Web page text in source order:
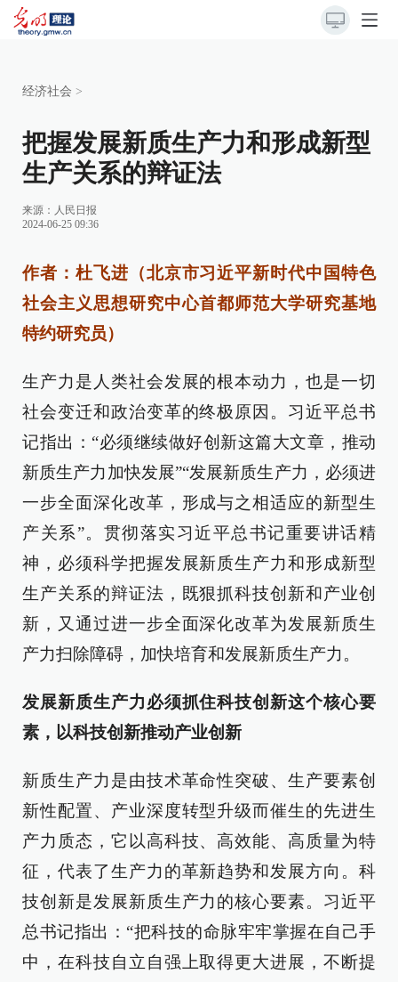
经济社会 >
把握发展新质生产力和形成新型
生产关系的辩证法
来源： 人民日报
2024-06-25 09:36
作者：杜飞进（北京市习近平新时代中国特色
社会主义思想研究中心首都师范大学研究基地
特约研究员）
生产力是人类社会发展的根本动力，也是一切
社会变迁和政治变革的终极原因。习近平总书
记指出：“必须继续做好创新这篇大文章，推动
新质生产力加快发展”“发展新质生产力，必须进
一步全面深化改革，形成与之相适应的新型生
产关系”。贯彻落实习近平总书记重要讲话精
神，必须科学把握发展新质生产力和形成新型
生产关系的辩证法，既狠抓科技创新和产业创
新，又通过进一步全面深化改革为发展新质生
产力扫除障碍，加快培育和发展新质生产力。
发展新质生产力必须抓住科技创新这个核心要
素，以科技创新推动产业创新
新质生产力是由技术革命性突破、生产要素创
新性配置、产业深度转型升级而催生的先进生
产力质态，它以高科技、高效能、高质量为特
征，代表了生产力的革新趋势和发展方向。科
技创新是发展新质生产力的核心要素。习近平
总书记指出：“把科技的命脉牢牢掌握在自己手
中，在科技自立自强上取得更大进展，不断提